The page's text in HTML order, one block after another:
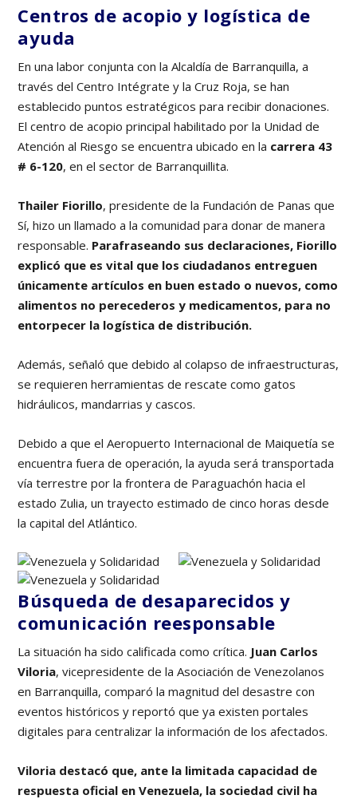
Centros de acopio y logística de
ayuda
En una labor conjunta con la Alcaldía de Barranquilla, a
través del Centro Intégrate y la Cruz Roja, se han
establecido puntos estratégicos para recibir donaciones.
El centro de acopio principal habilitado por la Unidad de
Atención al Riesgo se encuentra ubicado en la carrera 43
# 6-120, en el sector de Barranquillita.
Thailer Fiorillo, presidente de la Fundación de Panas que
Sí, hizo un llamado a la comunidad para donar de manera
responsable. Parafraseando sus declaraciones, Fiorillo
explicó que es vital que los ciudadanos entreguen
únicamente artículos en buen estado o nuevos, como
alimentos no perecederos y medicamentos, para no
entorpecer la logística de distribución.
Además, señaló que debido al colapso de infraestructuras,
se requieren herramientas de rescate como gatos
hidráulicos, mandarrias y cascos.
Debido a que el Aeropuerto Internacional de Maiquetía se
encuentra fuera de operación, la ayuda será transportada
vía terrestre por la frontera de Paraguachón hacia el
estado Zulia, un trayecto estimado de cinco horas desde
la capital del Atlántico.
Búsqueda de desaparecidos y
comunicación reesponsable
La situación ha sido calificada como crítica. Juan Carlos
Viloria, vicepresidente de la Asociación de Venezolanos
en Barranquilla, comparó la magnitud del desastre con
eventos históricos y reportó que ya existen portales
digitales para centralizar la información de los afectados.
Viloria destacó que, ante la limitada capacidad de
respuesta oficial en Venezuela, la sociedad civil ha